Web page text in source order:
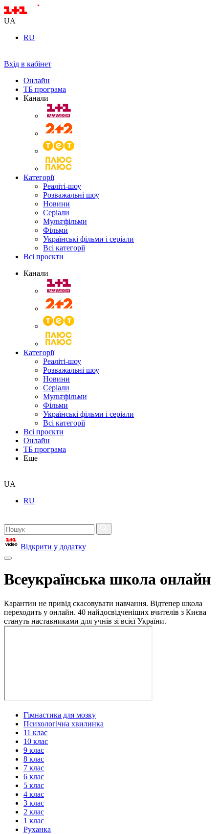
UA
RU
Вхід в кабінет
Онлайн
ТБ програма
Канали
Категорії
Реаліті-шоу
Розважальні шоу
Новини
Серіали
Мультфільми
Фільми
Українські фільми і серіали
Всі категорії
Всі проєкти
Канали
Категорії
Реаліті-шоу
Розважальні шоу
Новини
Серіали
Мультфільми
Фільми
Українські фільми і серіали
Всі категорії
Всі проєкти
Онлайн
ТБ програма
Еще
UA
RU
Відкрити у додатку
Всеукраїнська школа онлайн
Карантин не привід скасовувати навчання. Відтепер школа
переходить у онлайн. 40 найдосвідченіших вчителів з Києва
стануть наставниками для учнів зі всієї України.
Гімнастика для мозку
Психологічна хвилинка
11 клас
10 клас
9 клас
8 клас
7 клас
6 клас
5 клас
4 клас
3 клас
2 клас
1 клас
Руханка